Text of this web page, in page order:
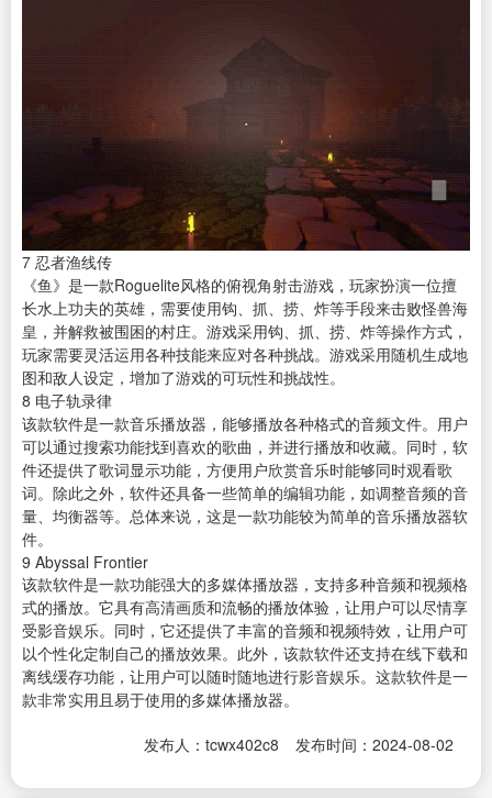
7 忍者渔线传
《鱼》是一款Roguelite风格的俯视角射击游戏，玩家扮演一位擅
长水上功夫的英雄，需要使用钩、抓、捞、炸等手段来击败怪兽海
皇，并解救被围困的村庄。游戏采用钩、抓、捞、炸等操作方式，
玩家需要灵活运用各种技能来应对各种挑战。游戏采用随机生成地
图和敌人设定，增加了游戏的可玩性和挑战性。
8 电子轨录律
该款软件是一款音乐播放器 ，能够播放各种格式的音频文件。用户
可以通过搜索功能找到喜欢的歌曲，并进行播放和收藏。同时，软
件还提供了歌词显示功能，方便用户欣赏音乐时能够同时观看歌
词。除此之外，软件还具备一些简单的编辑功能，如调整音频的音
量、均衡器等。总体来说，这是一款功能较为简单的音乐播放器软
件。
9 Abyssal Frontier
该款软件是一款功能强大的多媒体播放器，支持多种音频和视频格
式的播放。它具有高清画质和流畅的播放体验，让用户可以尽情享
受影音娱乐。同时，它还提供了丰富的音频和视频特效，让用户可
以个性化定制自己的播放效果。此外，该款软件还支持在线下载和
离线缓存功能，让用户可以随时随地进行影音娱乐。这款软件是一
款非常实用且易于使用的多媒体播放器。
发布人：tcwx402c8 发布时间：2024-08-02